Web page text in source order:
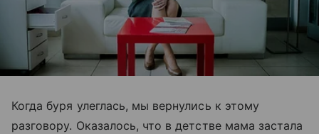
Когда буря улеглась, мы вернулись к этому
разговору. Оказалось, что в детстве мама застала